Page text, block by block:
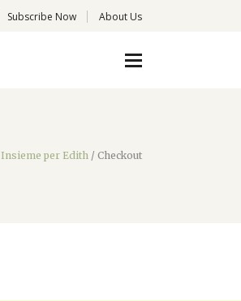
Subscribe Now About Us
Insieme per Edith / Checkout